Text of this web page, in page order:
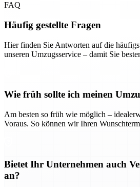
FAQ
Häufig gestellte Fragen
Hier finden Sie Antworten auf die
unseren Umzugsservice – damit Sie
Wie früh sollte ich meinen
Am besten so früh wie möglich –
Voraus. So können wir Ihren
Bietet Ihr Unternehmen auch
an?